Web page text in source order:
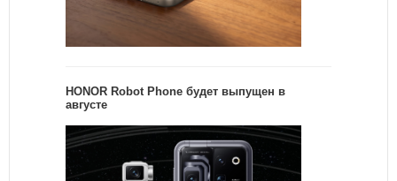
HONOR Robot Phone будет выпущен в
августе